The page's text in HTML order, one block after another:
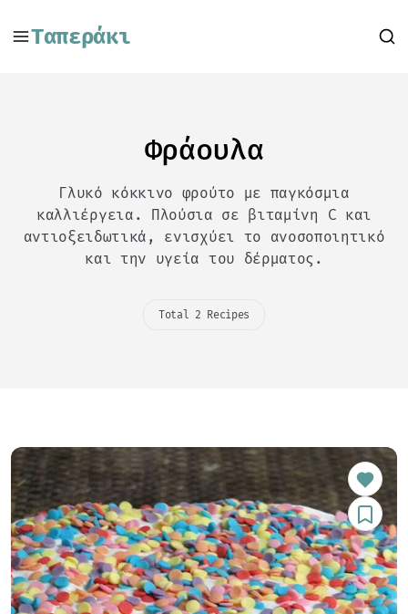
Ταπεράκι
Φράουλα
Γλυκό κόκκινο φρούτο με παγκόσμια
καλλιέργεια. Πλούσια σε βιταμίνη C και
αντιοξειδωτικά, ενισχύει το ανοσοποιητικό
και την υγεία του δέρματος.
Total 2 Recipes